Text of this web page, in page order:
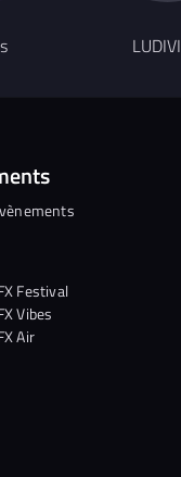
Festival
Vibes
Air